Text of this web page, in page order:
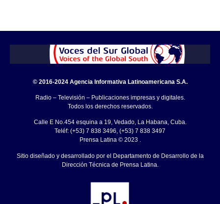
© 2016-2024 Agencia Informativa Latinoamericana S.A.
Radio – Televisión – Publicaciones impresas y digitales.
Todos los derechos reservados.
Calle E No.454 esquina a 19, Vedado, La Habana, Cuba.
Teléf: (+53) 7 838 3496, (+53) 7 838 3497
Prensa Latina © 2023 .
Sitio diseñado y desarrollado por el Departamento de Desarrollo de la
Dirección Técnica de Prensa Latina.